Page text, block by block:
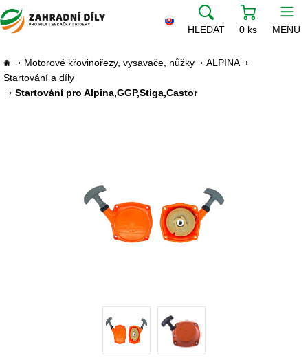
HLEDAT 0 ks MENU
Motorové křovinořezy, vysavače, nůžky
ALPINA
Startování a díly
Startování pro Alpina,GGP,Stiga,Castor